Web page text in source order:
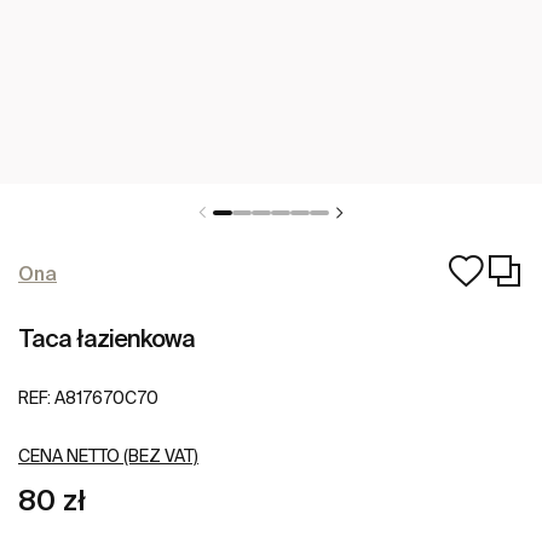
Ona
Taca łazienkowa
REF: A817670C70
CENA NETTO (BEZ VAT)
80 zł